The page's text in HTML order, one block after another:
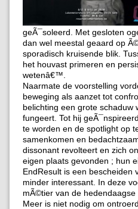
geÃ¯soleerd. Met gesloten
dan wel meestal geaard op
sporadisch kruisende blik.
het houvast primeren en
wetenâ€™.
Naarmate de voorstelling
beweging als aanzet tot
belichting een grote schaduw
fungeert. Tot hij
te worden en de spotlight op
samenkomen en
dissonant revolteert en zich
eigen plaats gevonden ; hun
EndResult is een bescheiden
minder interessant. In deze
mÃ©tier van de
Meer is niet nodig om